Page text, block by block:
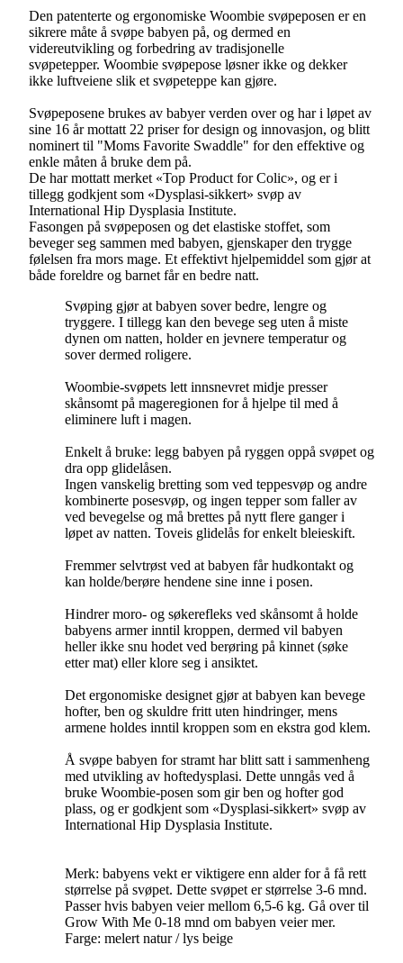
Den patenterte og ergonomiske Woombie svøpeposen er en
sikrere måte å svøpe babyen på, og dermed en
videreutvikling og forbedring av tradisjonelle
svøpetepper. Woombie svøpepose løsner ikke og dekker
ikke luftveiene slik et svøpeteppe kan gjøre.
Svøpeposene brukes av babyer verden over og har i løpet av
sine 16 år mottatt 22 priser for design og innovasjon, og blitt
nominert til "Moms Favorite Swaddle" for den effektive og
enkle måten å bruke dem på.
De har mottatt merket «Top Product for Colic», og er i
tillegg godkjent som «Dysplasi-sikkert» svøp av
International Hip Dysplasia Institute.
Fasongen på svøpeposen og det elastiske stoffet, som
beveger seg sammen med babyen, gjenskaper den trygge
følelsen fra mors mage. Et effektivt hjelpemiddel som gjør at
både foreldre og barnet får en bedre natt.
Svøping gjør at babyen sover bedre, lengre og
tryggere. I tillegg kan den bevege seg uten å miste
dynen om natten, holder en jevnere temperatur og
sover dermed roligere.
Woombie-svøpets lett innsnevret midje presser
skånsomt på mageregionen for å hjelpe til med å
eliminere luft i magen.
Enkelt å bruke: legg babyen på ryggen oppå svøpet og
dra opp glidelåsen.
Ingen vanskelig bretting som ved teppesvøp og andre
kombinerte posesvøp, og ingen tepper som faller av
ved bevegelse og må brettes på nytt flere ganger i
løpet av natten. Toveis glidelås for enkelt bleieskift.
Fremmer selvtrøst ved at babyen får hudkontakt og
kan holde/berøre hendene sine inne i posen.
Hindrer moro- og søkerefleks ved skånsomt å holde
babyens armer inntil kroppen, dermed vil babyen
heller ikke snu hodet ved berøring på kinnet (søke
etter mat) eller klore seg i ansiktet.
Det ergonomiske designet gjør at babyen kan bevege
hofter, ben og skuldre fritt uten hindringer, mens
armene holdes inntil kroppen som en ekstra god klem.
Å svøpe babyen for stramt har blitt satt i sammenheng
med utvikling av hoftedysplasi. Dette unngås ved å
bruke Woombie-posen som gir ben og hofter god
plass, og er godkjent som «Dysplasi-sikkert» svøp av
International Hip Dysplasia Institute.
Merk: babyens vekt er viktigere enn alder for å få rett
størrelse på svøpet. Dette svøpet er størrelse 3-6 mnd.
Passer hvis babyen veier mellom 6,5-6 kg. Gå over til
Grow With Me 0-18 mnd om babyen veier mer.
Farge: melert natur / lys beige